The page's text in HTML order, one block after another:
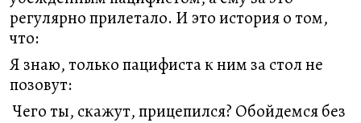
регулярно прилетало. И это история о том,
что:
Я знаю, только пацифиста к ним за стол не
позовут:
Чего ты, скажут, прицепился? Обойдемся без